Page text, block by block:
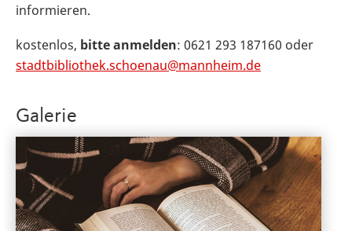
informieren.
kostenlos, bitte anmelden: 0621 293 187160 oder
stadtbibliothek.schoenau@mannheim.de
Galerie